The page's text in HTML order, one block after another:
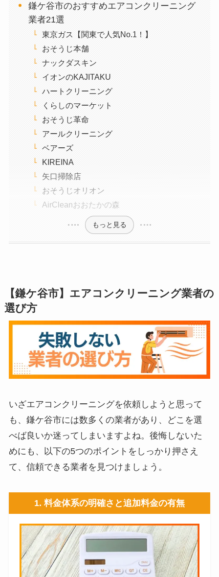
鎌ケ谷市のおすすめエアコンクリーニング
業者21選
東京ガス【関東で人気No.1！】
おそうじ本舗
ナックダスキン
イオンのKAJITAKU
ハートクリーニング
くらしのマーケット
おそうじ革命
アールクリーニング
ベアーズ
KIREINA
矢口掃除店
おそうじオリオン
AirCleanおおたかの森
もっと見る
【鎌ケ谷市】エアコンクリーニング業者の
選び方
いざエアコンクリーニングを依頼しようと思って
も、鎌ケ谷市には数多くの業者があり、どこを選
べば良いか迷ってしまいますよね。後悔しないた
めにも、以下の5つのポイントをしっかり押さえ
て、信頼できる業者を見つけましょう。
1. 料金体系の明確さと追加料金の有無